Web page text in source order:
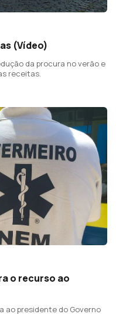
(Vídeo)
da procura no verão e
receitas.
o recurso ao
ao presidente do Governo